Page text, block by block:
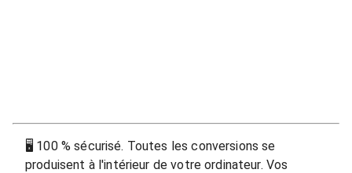
🖥 100 % sécurisé. Toutes les conversions se
produisent à l'intérieur de votre ordinateur. Vos